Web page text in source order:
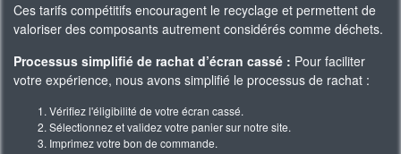
Ces tarifs compétitifs encouragent le recyclage et permettent de
valoriser des composants autrement considérés comme déchets.
Processus simplifié de rachat d’écran cassé : Pour faciliter
votre expérience, nous avons simplifié le processus de rachat :
Vérifiez l'éligibilité de votre écran cassé.
Sélectionnez et validez votre panier sur notre site.
Imprimez votre bon de commande.